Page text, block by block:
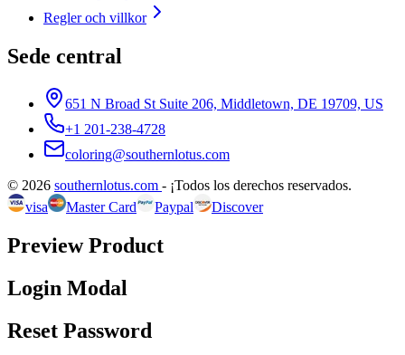
Regler och villkor
Sede central
651 N Broad St Suite 206, Middletown, DE 19709, US
+1 201-238-4728
coloring@southernlotus.com
© 2026 southernlotus.com - ¡Todos los derechos reservados.
visa
Master Card Paypal Discover
Preview Product
Login Modal
Reset Password